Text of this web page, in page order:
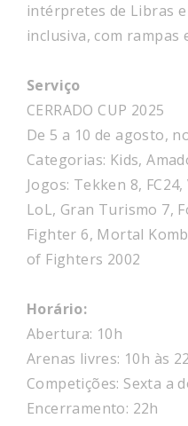
intérpretes de Libras
inclusiva, com rampas
Serviço
CERRADO CUP 2025
De 5 a 10 de agosto,
Categorias: Kids,
Jogos: Tekken 8,
LoL, Gran Turismo 7,
Fighter 6, Mortal
of Fighters 2002
Horário:
Abertura: 10h
Arenas livres: 10h às
Competições: Sexta a
Encerramento: 22h